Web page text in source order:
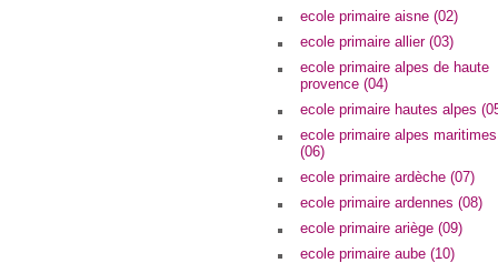
ecole primaire aisne (02)
ecole primaire allier (03)
ecole primaire alpes de haute
provence (04)
ecole primaire hautes alpes
ecole primaire alpes maritimes
(06)
ecole primaire ardèche (07)
ecole primaire ardennes (08)
ecole primaire ariège (09)
ecole primaire aube (10)